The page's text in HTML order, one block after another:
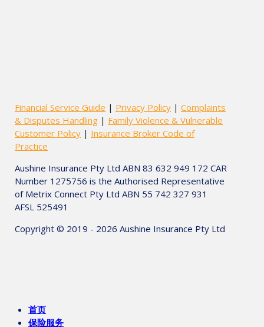
Financial Service Guide | Privacy Policy | Complaints
& Disputes Handling | Family Violence & Vulnerable
Customer Policy | Insurance Broker Code of
Practice
Aushine Insurance Pty Ltd ABN 83 632 949 172 CAR
Number 1275756 is the Authorised Representative
of Metrix Connect Pty Ltd ABN 55 742 327 931
AFSL 525491
Copyright © 2019 - 2026 Aushine Insurance Pty Ltd
首页
保险服务